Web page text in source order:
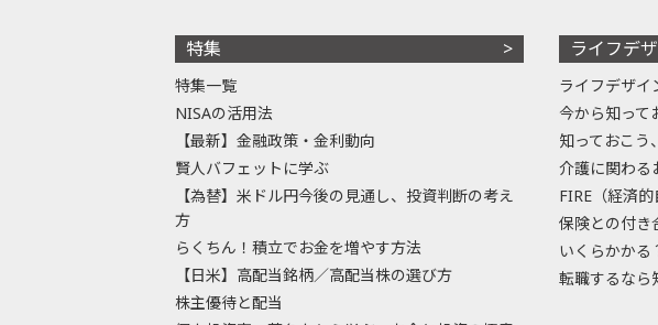
特集
特集一覧
NISAの活用法
【最新】金融政策・金利動向
賢人バフェットに学ぶ
【為替】米ドル円今後の見通し、投資判断の考え
方
らくちん！積立でお金を増やす方法
【日米】高配当銘柄／高配当株の選び方
株主優待と配当
ライフデ
ライフデザイ
今から知って
知っておこう
介護に関わる
FIRE（経済的
保険との付き
いくらかかる
転職するなら